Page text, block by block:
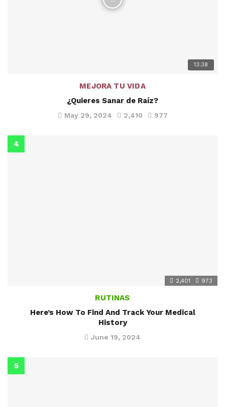
13:38
MEJORA TU VIDA
¿Quieres Sanar de Raíz?
May 29, 2024 2,410 977
2,401 973
RUTINAS
Here’s How To Find And Track Your Medical
History
June 19, 2024